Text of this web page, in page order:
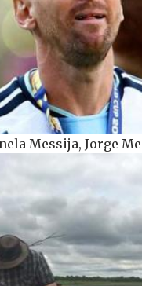
Messija, Jorge